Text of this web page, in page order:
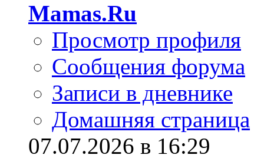
Mamas.Ru
Просмотр профиля
Сообщения форума
Записи в дневнике
Домашняя страница
07.07.2026 в 16:29